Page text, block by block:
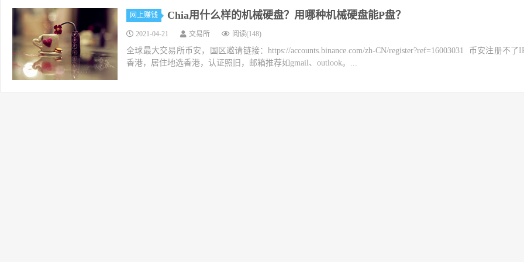
网上赚钱 Chia用什么样的机械硬盘？用哪种机械硬盘能P盘？
2021-04-21 交易所 阅读(148)
全球最大交易所币安，国区邀请链接：https://accounts.binance.com/zh-CN/register?ref=16003031 币安注册不了
香港，居住地选香港，认证照旧，邮箱推荐如gmail、outlook。...